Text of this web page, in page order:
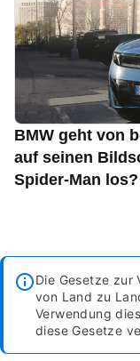
BMW geht von
auf seinen
Spider-Man los?
Die Gesetze zur
von Land zu
Verwendung
diese Gesetze